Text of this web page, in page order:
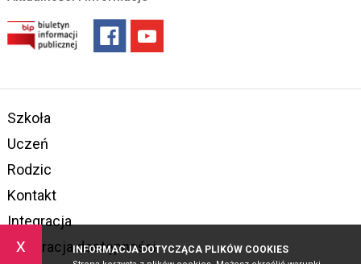
x INFORMACJA DOTYCZĄCA PLIKÓW COOKIES
Szkoła
Uczeń
Rodzic
Kontakt
Integracja
Deklaracja dostępności